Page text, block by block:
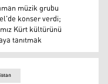
konser verdi;
müzik grubu
konser verdi;
Kürt kültürünü
tanıtmak